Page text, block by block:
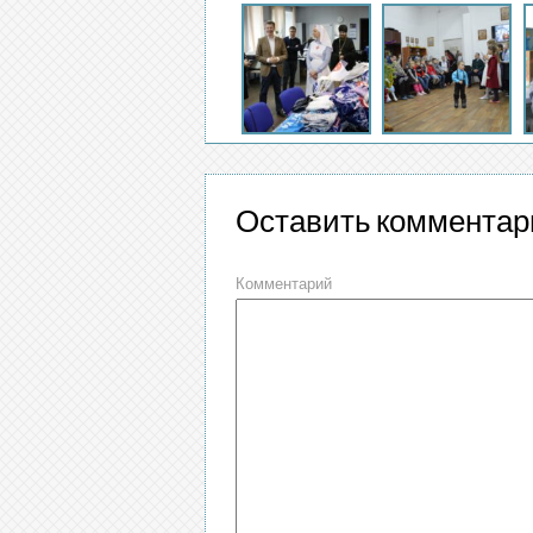
Оставить
Комментарий